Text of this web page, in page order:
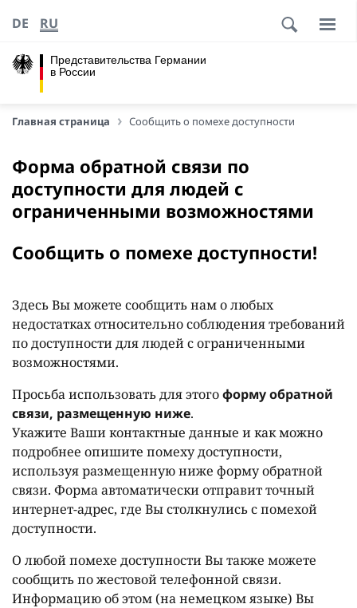
Представительства Германии
в России
DE RU
Главная страница Сообщить о помехе доступности
Форма обратной связи по
доступности для людей с
ограниченными возможностями
Сообщить о помехе доступности!
Здесь Вы можете сообщить нам о любых
недостатках относительно соблюдения требований
по доступности для людей с ограниченными
возможностями.
Просьба использовать для этогоформу обратной
связи, размещенную ниже.
Укажите Ваши контактные данные и как можно
подробнее опишите помеху доступности,
используя размещенную ниже форму обратной
связи. Форма автоматически отправит точный
интернет-адрес, где Вы столкнулись с помехой
доступности.
О любой помехе доступности Вы также можете
сообщить по жестовой телефонной связи.
Информацию об этом (на немецком языке) Вы